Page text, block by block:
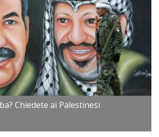
Chiedete ai Palestinesi